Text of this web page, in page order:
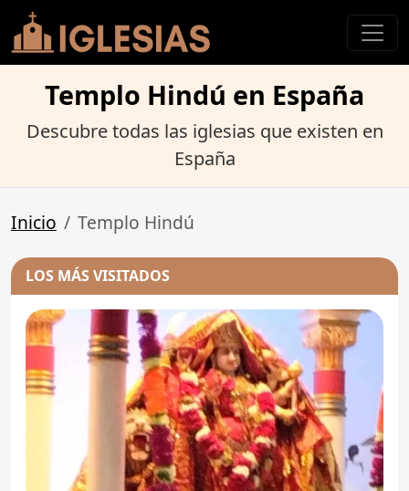
Templo Hindú en España
Descubre todas las iglesias que existen en
España
Inicio Templo Hindú
LOS MÁS VISITADOS